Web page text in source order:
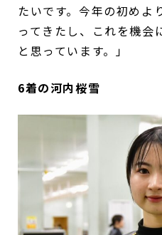
たいです。今年の初めよ
ってきたし、これを機会
と思っています。」
6着の河内桜雪